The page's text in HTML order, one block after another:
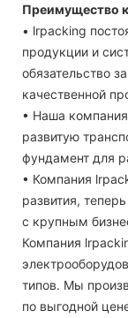
Преимущество
• lrpacking
продукции и
обязательство
качественной
• Наша
развитую
фундамент для
• Компания
развития,
с крупным
Компания
типов. Мы
по выгодной